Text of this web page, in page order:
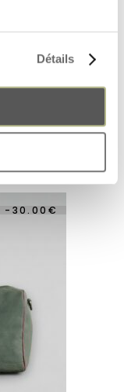
Détails
- 30.00€